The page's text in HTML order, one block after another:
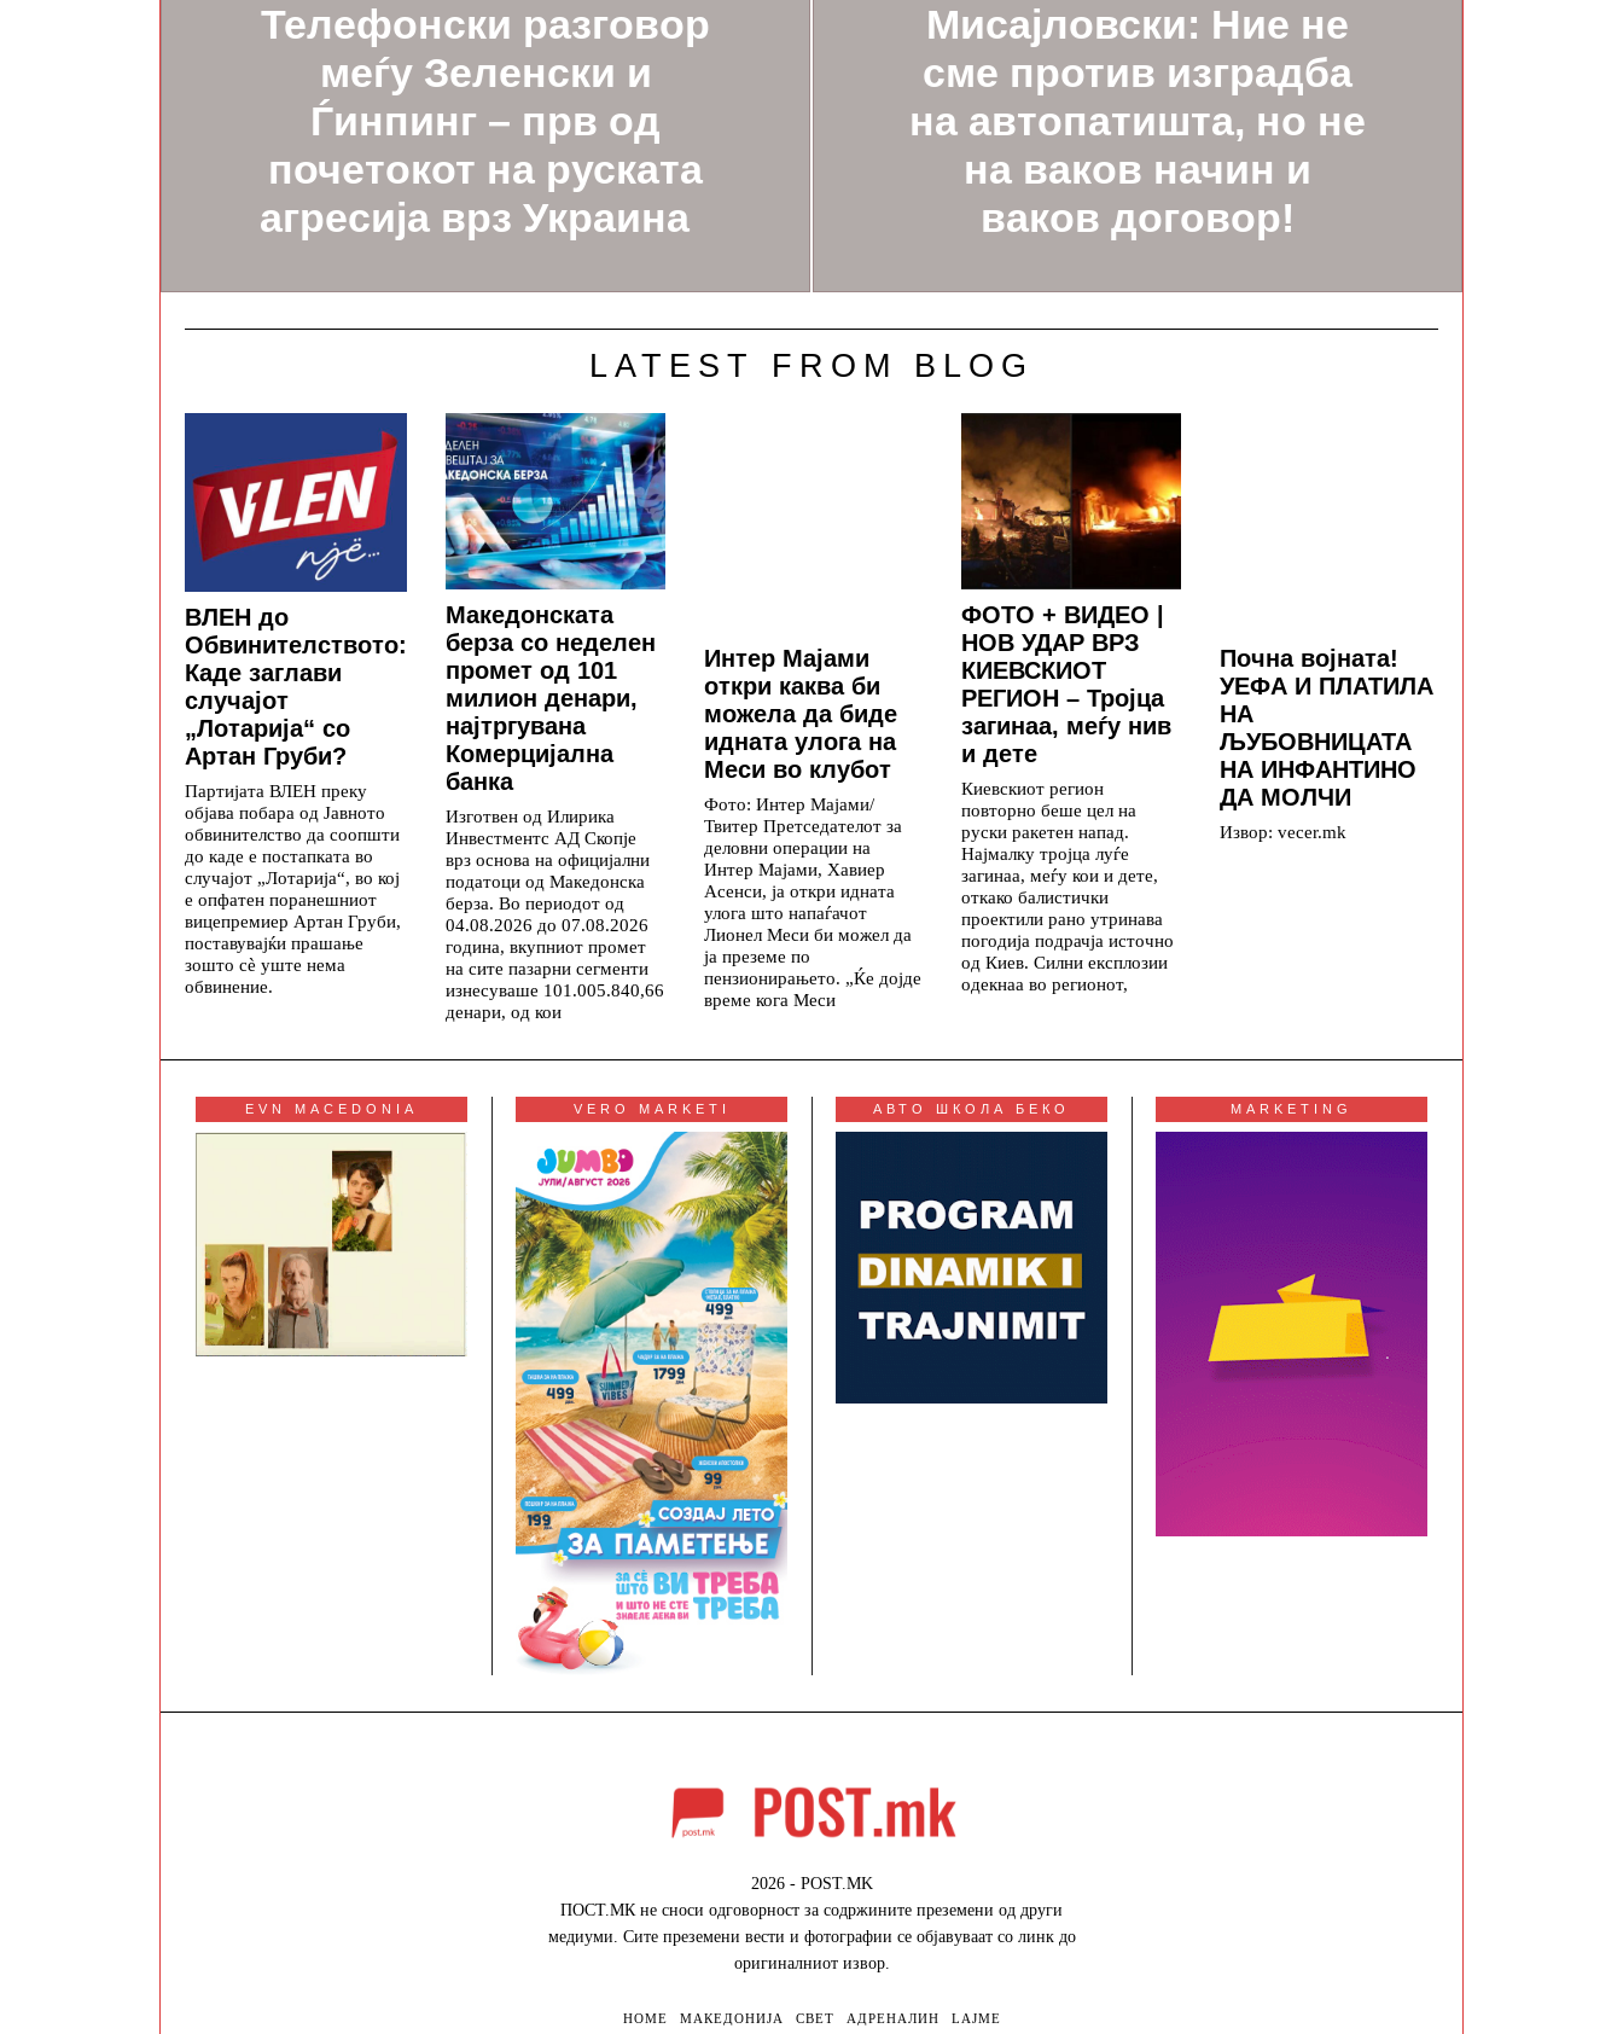
Телефонски разговор
меѓу Зеленски и
Ѓинпинг – прв од
почетокот на руската
агресија врз Украина
Мисајловски: Ние не
сме против изградба
на автопатишта, но не
на ваков начин и
ваков договор!
LATEST FROM BLOG
ВЛЕН до
Обвинителството:
Каде заглави
случајот
„Лотарија“ со
Артан Груби?
Партијата ВЛЕН преку
објава побара од Јавното
обвинителство да соопшти
до каде е постапката во
случајот „Лотарија“, во кој
е опфатен поранешниот
вицепремиер Артан Груби,
поставувајќи прашање
зошто сè уште нема
обвинение.
Македонската
берза со неделен
промет од 101
милион денари,
најтргувана
Комерцијална
банка
Изготвен од Илирика
Инвестментс АД Скопје
врз основа на официјални
податоци од Македонска
берза. Во периодот од
04.08.2026 до 07.08.2026
година, вкупниот промет
на сите пазарни сегменти
изнесуваше 101.005.840,66
денари, од кои
Интер Мајами
откри каква би
можела да биде
идната улога на
Меси во клубот
Фото: Интер Мајами/
Твитер Претседателот за
деловни операции на
Интер Мајами, Хавиер
Асенси, ја откри идната
улога што напаѓачот
Лионел Меси би можел да
ја преземе по
пензионирањето. „Ќе дојде
време кога Меси
ФОТО + ВИДЕО |
НОВ УДАР ВРЗ
КИЕВСКИОТ
РЕГИОН – Тројца
загинаа, меѓу нив
и дете
Киевскиот регион
повторно беше цел на
руски ракетен напад.
Најмалку тројца луѓе
загинаа, меѓу кои и дете,
откако балистички
проектили рано утринава
погодија подрачја источно
од Киев. Силни експлозии
одекнаа во регионот,
Почна војната!
УЕФА И ПЛАТИЛА
НА
ЉУБОВНИЦАТА
НА ИНФАНТИНО
ДА МОЛЧИ
Извор: vecer.mk
EVN MACEDONIA VERO MARKETI АВТО ШКОЛА БЕКО MARKETING
2026 - POST.MK
ПОСТ.МК не сноси одговорност за содржините преземени од други
медиуми. Сите преземени вести и фотографии се објавуваат со линк до
оригиналниот извор.
HOME МАКЕДОНИЈА СВЕТ АДРЕНАЛИН LAJME